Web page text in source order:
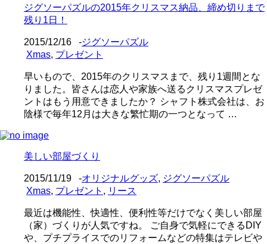
ジグソーパズルの2015年クリスマス納品、締め切りまで
残り1日！
2015/12/16 -ジグソーパズル
Xmas, プレゼント
早いもので、2015年のクリスマスまで、残り1週間とな
りました。皆さんは恋人や家族へ送るクリスマスプレゼ
ントはもう用意できましたか？ シャフト株式会社は、お
陰様で毎年12月は大きな繁忙期の一つとなって …
美しい部屋づくり
2015/11/19 -オリジナルグッズ, ジグソーパズル
Xmas, プレゼント , リース
最近は機能性、快適性、便利性等だけでなく美しい部屋
（家）づくりが人気ですね。 ご自身で気軽にできるDIY
や、プチプライスでのリフォームなどの特集はテレビや